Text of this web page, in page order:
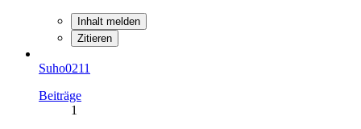
Inhalt melden
Zitieren
Suho0211
Beiträge
1